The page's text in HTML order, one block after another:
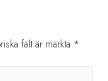
fält är märkta *